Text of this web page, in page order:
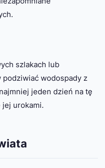
szlakach lub
wodospady z
jeden dzień na tę
jej urokami.